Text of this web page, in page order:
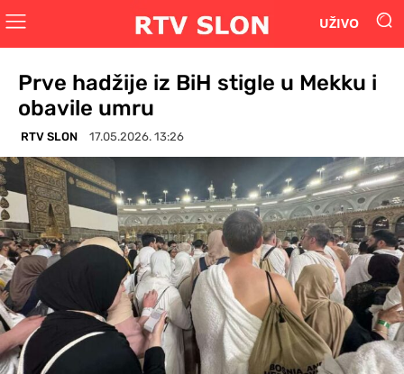
UŽIVO
Prve hadžije iz BiH stigle u Mekku i
obavile umru
RTV SLON 17.05.2026. 13:26